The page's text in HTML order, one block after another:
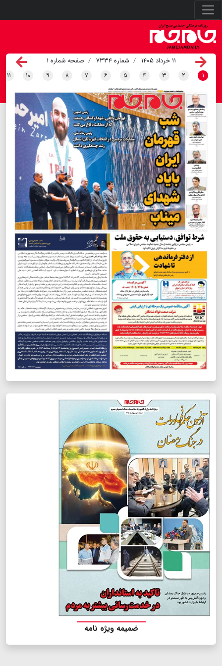
۱۱ خرداد ۱۴۰۵ شماره ۷۳۳۴
صفحه شماره ۱
۱
۲ ۳ ۴ ۵ ۶ ۷ ۸ ۹ ۱۰ ۱۱
ضمیمه ویژه نامه